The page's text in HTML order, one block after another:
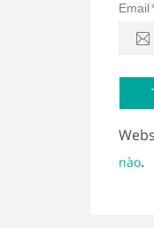
Email
nào.